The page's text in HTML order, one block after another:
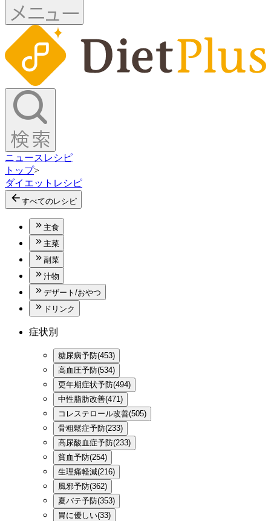
ニュース レシピ
トップ>
ダイエットレシピ
すべてのレシピ
主食
主菜
副菜
汁物
デザート/おやつ
ドリンク
症状別
糖尿病予防(453)
高血圧予防(534)
更年期症状予防(494)
中性脂肪改善(471)
コレステロール改善(505)
骨粗鬆症予防(233)
高尿酸血症予防(233)
貧血予防(254)
生理痛軽減(216)
風邪予防(362)
夏バテ予防(353)
胃に優しい(33)